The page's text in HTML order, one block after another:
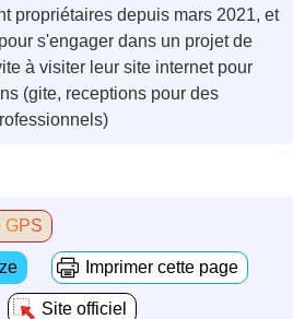
propriétaires depuis mars 2021, et
s'engager dans un projet de
à visiter leur site internet pour
(gite, receptions pour des
GPS
Imprimer cette page
Site officiel